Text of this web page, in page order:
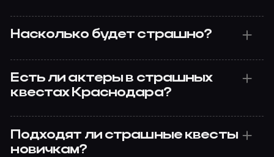
Насколько будет страшно?
Есть ли актеры в страшных
квестах Краснодара?
Подходят ли страшные квесты
новичкам?